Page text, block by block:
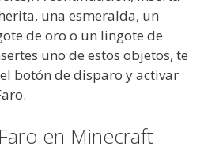
una esmeralda, un
de oro o un lingote de
uno de estos objetos, te
botón de disparo y activar
en Minecraft